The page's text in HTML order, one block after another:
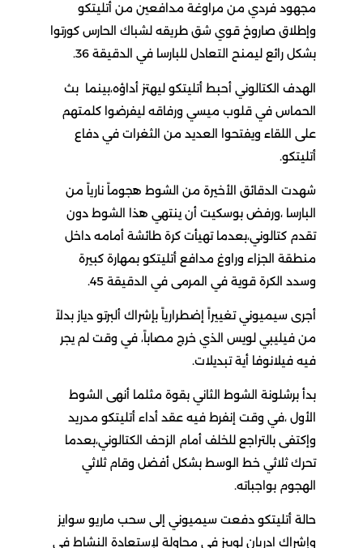
مجهود فردي من مراوغة مدافعين من أتليتكو
وإطلاق صاروخ قوي شق طريقه لشباك الحارس كورتوا
بشكل رائع ليمنح التعادل للبارسا في الدقيقة 36.
الهدف الكتالوني أحبط أتليتكو ليهتز أداؤه،بينما بث
الحماس في قلوب ميسي ورفاقه ليفرضوا كلمتهم
على اللقاء ويفتحوا العديد من الثغرات في دفاع
شهدت الدقائق الأخيرة من الشوط هجوماً نارياً من
البارسا ،ورفض بوسكيت أن ينتهي هذا الشوط دون
تقدم كتالوني،بعدما تهيأت كرة طائشة أمامه داخل
منطقة الجزاء وراوغ مدافع أتليتكو بمهارة كبيرة
وسدد الكرة قوية في المرمى في الدقيقة 45.
أجرى سيميوني تغييراً إضطرارياً بإشراك ألبرتو دياز بدلاً
من فيليبي لويس الذي خرج مصاباً، في وقت لم يجر
فيه فيلانوفا أية تبديلات.
بدأ برشلونة الشوط الثاني بقوة مثلما أنهى الشوط
الأول ،في وقت إنفرط فيه عقد أداء أتليتكو مدريد
وإكتفى بالتراجع للخلف أمام الزحف الكتالوني،بعدما
تحرك ثلاثي خط الوسط بشكل أفضل وقام ثلاثي
الهجوم بواجباته.
حالة أتليتكو دفعت سيميوني إلى سحب ماريو سوايز
وإشراك ادريان لوبيز في محاولة لإستعادة النشاط في